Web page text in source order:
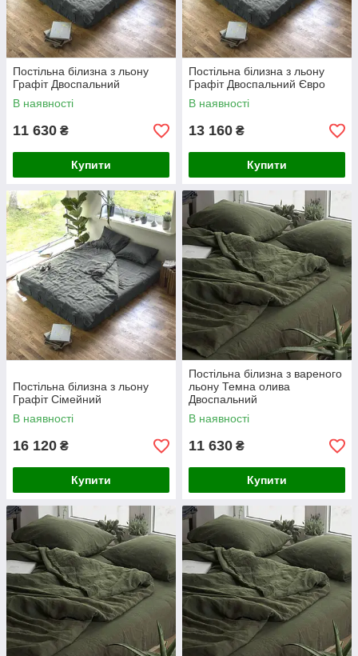
Постільна білизна з льону
Графіт Двоспальний
В наявності
11 630 ₴
Купити
Постільна білизна з льону
Графіт Двоспальний Євро
В наявності
13 160 ₴
Купити
Постільна білизна з льону
Графіт Сімейний
В наявності
16 120 ₴
Купити
Постільна білизна з вареного
льону Темна олива
Двоспальний
В наявності
11 630 ₴
Купити